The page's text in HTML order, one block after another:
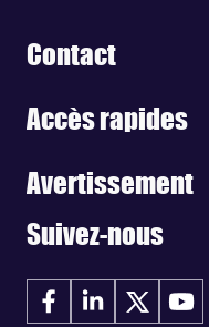
Contact
Accès rapides
Avertissement
Suivez-nous